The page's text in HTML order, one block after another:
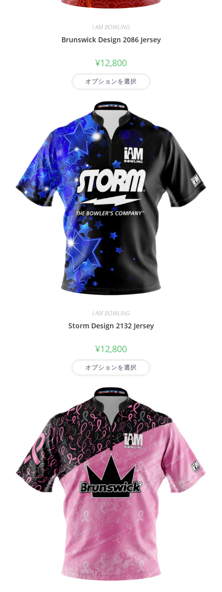
I AM BOWLING
Brunswick Design 2086 Jersey
¥12,800
オプションを選択
I AM BOWLING
Storm Design 2132 Jersey
¥12,800
オプションを選択